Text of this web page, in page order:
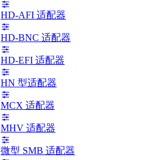
HD-AFI 适配器
HD-BNC 适配器
HD-EFI 适配器
HN 型适配器
MCX 适配器
MHV 适配器
微型 SMB 适配器